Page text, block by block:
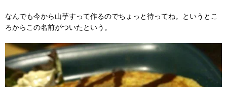
なんでも今から山芋すって作るのでちょっと待ってね。というとこ
ろからこの名前がついたという。